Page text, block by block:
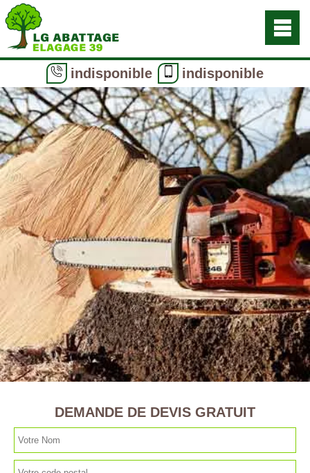
indisponible indisponible
DEMANDE DE DEVIS GRATUIT